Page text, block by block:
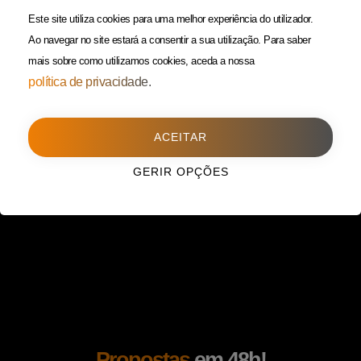
rede fixa)
Porto (Filial)
1588, 2º, sala 304
225 432 051
Política da Privacidade
Este site utiliza cookies para uma melhor experiência do utilizador.
Ao navegar no site estará a consentir a sua utilização. Para saber
mais sobre como utilizamos cookies, aceda a nossa
política de privacidade.
ACEITAR
GERIR OPÇÕES